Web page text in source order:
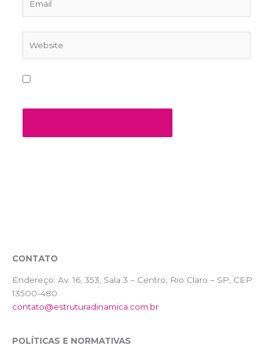
CONTATO
Endereço: Av. 16, 353, Sala 3 – Centro, Rio Claro – SP, CEP:
13500-480
contato@estruturadinamica.com.br
POLÍTICAS E NORMATIVAS